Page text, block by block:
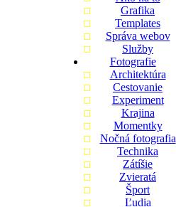
Grafika
Templates
Správa webov
Služby
Fotografie
Architektúra
Cestovanie
Experiment
Krajina
Momentky
Nočná fotografia
Technika
Zátíšie
Zvieratá
Šport
Ľudia